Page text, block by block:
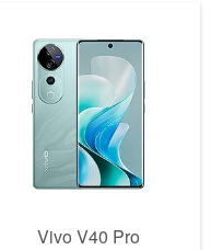
Vivo V40 Pro